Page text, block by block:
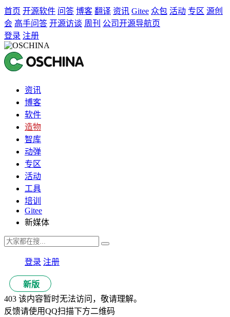
首页 开源软件 问答 博客 翻译 资讯 Gitee 众包 活动 专区 源创
会 高手问答 开源访谈 周刊 公司开源导航页
登录 注册
资讯
博客
软件
造物
智库
动弹
专区
活动
工具
培训
Gitee
新媒体
登录 注册
新版
403 该内容暂时无法访问，敬请理解。
反馈请使用QQ扫描下方二维码